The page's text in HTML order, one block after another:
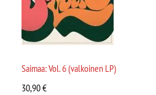
Saimaa: Vol. 6 (valkoinen LP)
30,90€